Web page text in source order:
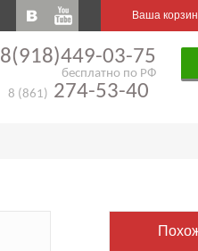
Ваша
8(918)449-03-75
бесплатно по РФ
8 (861) 274-53-40